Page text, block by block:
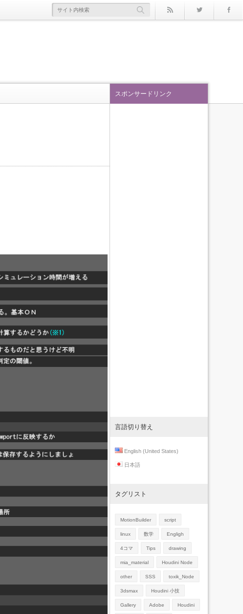
スポンサードリンク
言語切り替え
English (United States)
日本語
タグリスト
MotionBuilder script
linux 数学 Engligh
4コマ Tips drawing
mia_material Houdini Node
other SSS toxik_Node
3dsmax Houdini 小技
Gallery Adobe Houdini